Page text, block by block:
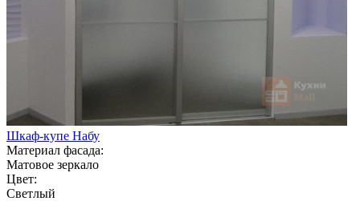
Шкаф-купе Набу
Материал фасада:
Матовое зеркало
Цвет:
Светлый